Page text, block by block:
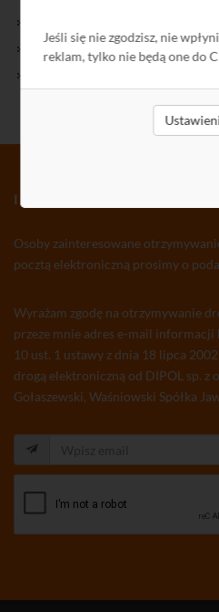
Jeśli się nie zgodzisz, nie
reklam, tylko nie będą one do
Polityka Prywatności
INFORMATOR TV-SAT
Osoby zainteresowane
pocztą elektroniczną prosimy o
Wyrażam zgodę na otrzymywanie
przeze mnie adres e-mail
10 ust. 1 ustawy z dnia 18 lipca
drogą elektroniczną od DIPOL sp. z
Gołaszewski, Waśniowski Spółka